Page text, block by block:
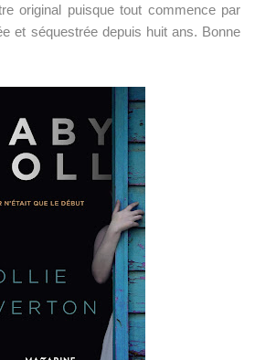
original puisque tout commence par
et séquestrée depuis huit ans. Bonne